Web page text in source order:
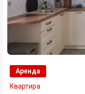
Аренда
Квартира